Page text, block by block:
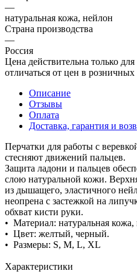
—
натуральная кожа, нейлон
Страна производства
—
Россия
Цена действительна только
отличаться от цен в розничных
Описание
Отзывы
Оплата
Доставка, гарантия и
Перчатки для работы с
стесняют движений пальцев.
Защита ладони и пальцев
слою натуральной кожи.
из дышащего, эластичного
неопрена с застежкой на
обхват кисти руки.
• Материал: натуральная кожа,
• Цвет: желтый, черный.
• Размеры: S, M, L, XL
Характеристики